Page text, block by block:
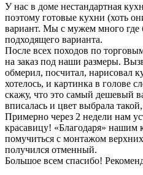
У нас в доме нестандартная
поэтому готовые кухни (хоть
вариант. Мы с мужем много
подходящего варианта.
После всех походов по
на заказ под наши размеры.
обмерил, посчитал, нарисовал
хотелось, и картинка в голове
скажу, что это самый дешевый
вписалась и цвет выбрала
Примерно через 2 недели нам
красавицу! «Благодаря»
помучиться с монтажом
получился отменный.
Большое всем спасибо!